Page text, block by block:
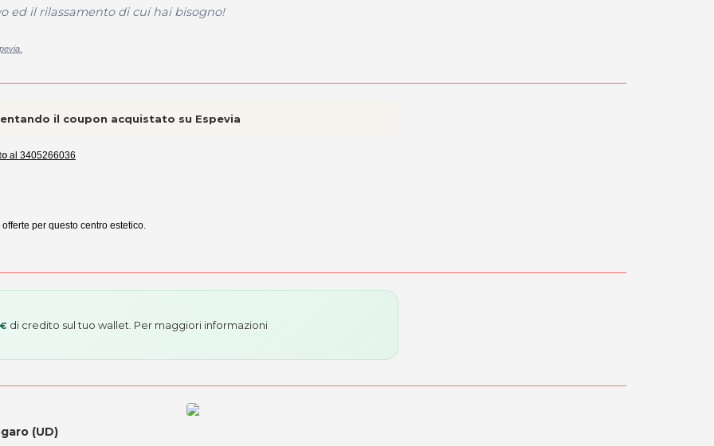
ed il rilassamento di cui hai bisogno!
il coupon acquistato su Espevia
al 3405266036
per questo centro estetico.
di credito sul tuo wallet. Per maggiori informazioni
(UD)